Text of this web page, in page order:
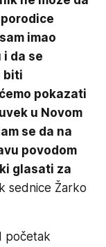
imao
da se
biti
pokazati
u Novom
se da na
povodom
glasati za
sednice Žarko
početak